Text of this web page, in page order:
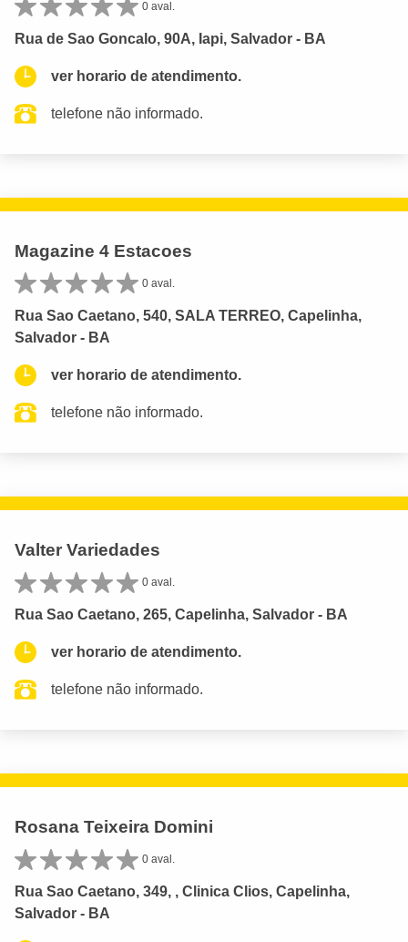
0 aval.
Rua de Sao Goncalo, 90A, Iapi, Salvador - BA
ver horario de atendimento.
telefone não informado.
Magazine 4 Estacoes
0 aval.
Rua Sao Caetano, 540, SALA TERREO, Capelinha,
Salvador - BA
ver horario de atendimento.
telefone não informado.
Valter Variedades
0 aval.
Rua Sao Caetano, 265, Capelinha, Salvador - BA
ver horario de atendimento.
telefone não informado.
Rosana Teixeira Domini
0 aval.
Rua Sao Caetano, 349, , Clinica Clios, Capelinha,
Salvador - BA